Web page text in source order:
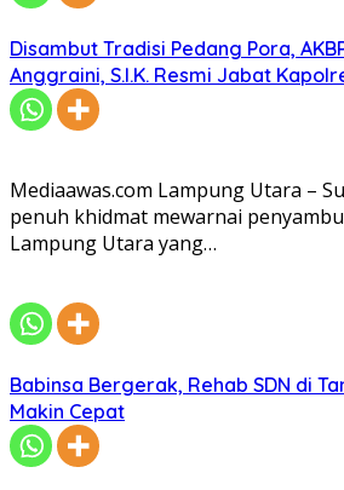
Disambut Tradisi Pedang Pora,
Anggraini, S.I.K. Resmi Jabat
Mediaawas.com Lampung Utara –
penuh khidmat mewarnai
Lampung Utara yang…
Babinsa Bergerak, Rehab SDN di
Makin Cepat